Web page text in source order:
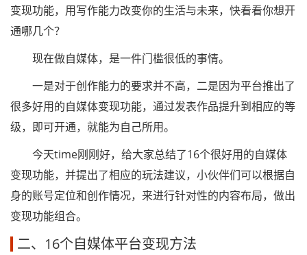
变现功能，用写作能力改变你的生活与未来，快看看你想开
通哪几个？
现在做自媒体，是一件门槛很低的事情。
一是对于创作能力的要求并不高，二是因为平台推出了
很多好用的自媒体变现功能，通过发表作品提升到相应的等
级，即可开通，就能为自己所用。
今天time刚刚好，给大家总结了16个很好用的自媒体
变现功能，并提出了相应的玩法建议，小伙伴们可以根据自
身的账号定位和创作情况，来进行针对性的内容布局，做出
变现功能组合。
二、16个自媒体平台变现方法